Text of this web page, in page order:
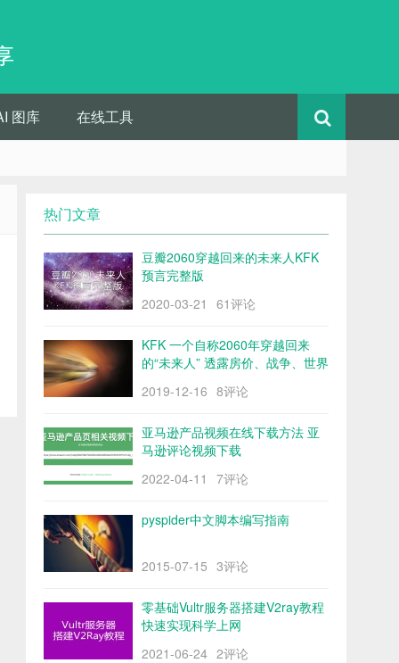
图库 在线工具
热门文章
豆瓣2060穿越回来的未来人KFK
预言完整版
2020-03-21
61评论
KFK 一个自称2060年穿越回来
的“未来人” 透露房价、战争、世界
2019-12-16 8评论
亚马逊产品视频在线下载方法 亚
马逊评论视频下载
2022-04-11
7评论
pyspider中文脚本编写指南
2015-07-15 3评论
零基础Vultr服务器搭建V2ray教程
快速实现科学上网
2021-06-24 2评论